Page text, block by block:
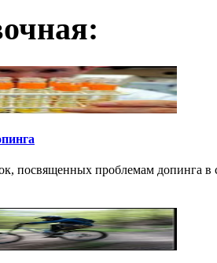
посвященных проблемам допинга в